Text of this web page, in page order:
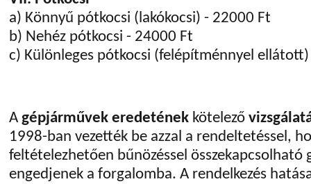
a) Könnyű pótkocsi (lakókocsi) - 22000 Ft
b) Nehéz pótkocsi - 24000 Ft
c) Különleges pótkocsi (felépítménnyel
A gépjárművek eredetének kötelező
1998-ban vezették be azzal a rendeltetéssel,
feltételezhetően bűnözéssel összekapcsolható
engedjenek a forgalomba. A rendelkezés